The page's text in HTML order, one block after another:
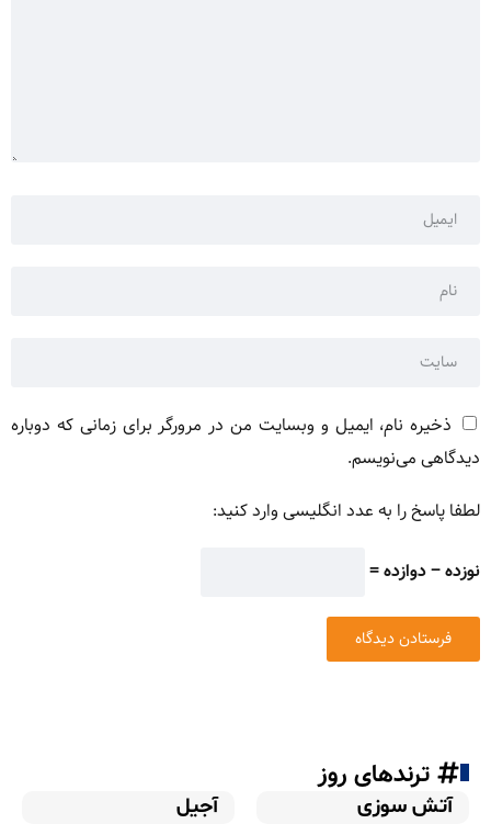
ذخیره نام، ایمیل و وبسایت من در مرورگر برای زمانی که دوباره
دیدگاهی می‌نویسم.
لطفا پاسخ را به عدد انگلیسی وارد کنید:
نوزده − دوازده =
ترندهای روز
آتش سوزی
آجیل